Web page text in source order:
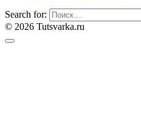
Search for:
© 2026 Tutsvarka.ru